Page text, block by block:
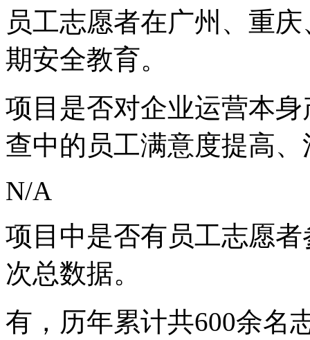
员工志愿者在广州、重
期安全教育。
项目是否对企业运营本
查中的员工满意度提高
N/A
项目中是否有员工志愿
次总数据。
有，历年累计共600余名